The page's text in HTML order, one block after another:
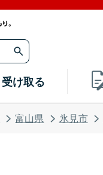
受け取る
富山県 氷見市